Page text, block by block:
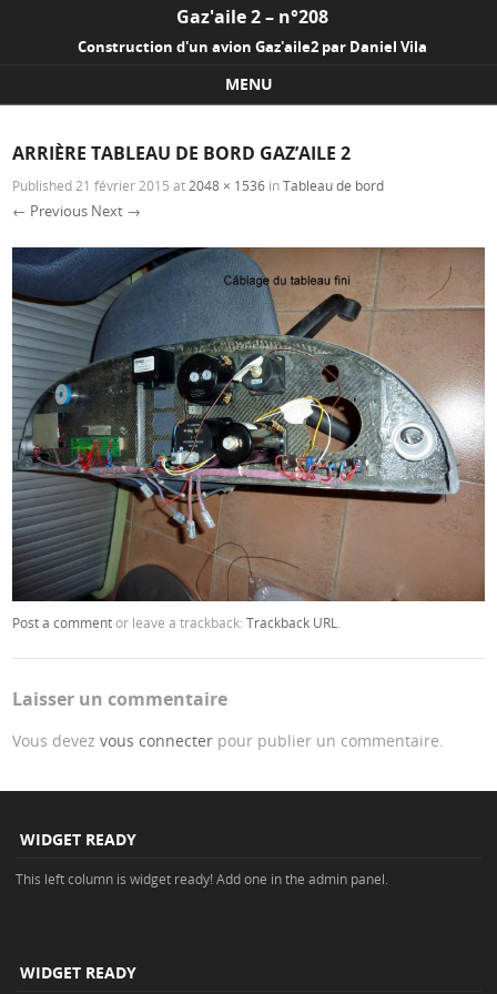
Gaz'aile 2 – n°208
Construction d'un avion Gaz'aile2 par Daniel Vila
MENU
ARRIÈRE TABLEAU DE BORD GAZ’AILE 2
Published 21 février 2015 at 2048 × 1536 inTableau de bord
← Previous Next →
Post a commentor leave a trackback:Trackback URL
Laisser un commentaire
Vous devezvous connecter pour publier un commentaire.
WIDGET READY
This left column is widget ready! Add one in the admin panel.
WIDGET READY